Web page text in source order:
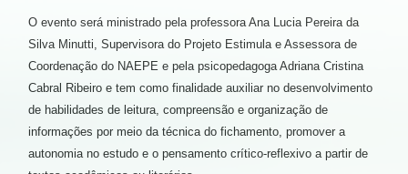
O evento será ministrado pela professora Ana Lucia Pereira da
Silva Minutti, Supervisora do Projeto Estimula e Assessora de
Coordenação do NAEPE e pela psicopedagoga Adriana Cristina
Cabral Ribeiro e tem como finalidade auxiliar no desenvolvimento
de habilidades de leitura, compreensão e organização de
informações por meio da técnica do fichamento, promover a
autonomia no estudo e o pensamento crítico-reflexivo a partir de